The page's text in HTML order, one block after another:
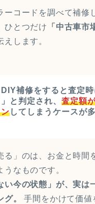
ーコードを調べて補修
ひとつだけ
「中古車市
えします。
補修をすると査定
と判定され、 査定額
してしまうケースが
る」のは、お金と時間
うなものです。
い今の状態」が、実は
グ。
手間をかけて価値